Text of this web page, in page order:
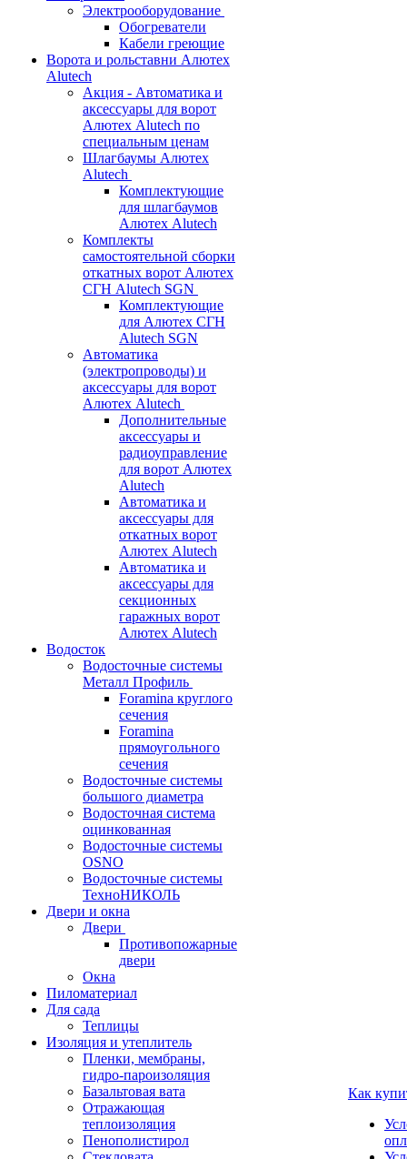
Электрооборудование
Обогреватели
Кабели греющие
Ворота и рольставни Алютех
Alutech
Акция - Автоматика и
аксессуары для ворот
Алютех Alutech по
специальным ценам
Шлагбаумы Алютех
Alutech
Комплектующие
для шлагбаумов
Алютех Alutech
Комплекты
самостоятельной сборки
откатных ворот Алютех
СГН Alutech SGN
Комплектующие
для Алютех СГН
Alutech SGN
Автоматика
(электропроводы) и
аксессуары для ворот
Алютех Alutech
Дополнительные
аксессуары и
радиоуправление
для ворот Алютех
Alutech
Автоматика и
аксессуары для
откатных ворот
Алютех Alutech
Автоматика и
аксессуары для
секционных
гаражных ворот
Алютех Alutech
Водосток
Водосточные системы
Металл Профиль
Foramina круглого
сечения
Foramina
прямоугольного
сечения
Водосточные системы
большого диаметра
Водосточная система
оцинкованная
Водосточные системы
OSNO
Водосточные системы
ТехноНИКОЛЬ
Двери и окна
Двери
Противопожарные
двери
Окна
Пиломатериал
Для сада
Теплицы
Изоляция и утеплитель
Пленки, мембраны,
гидро-пароизоляция
Базальтовая вата
Отражающая
теплоизоляция
Пенополистирол
Как